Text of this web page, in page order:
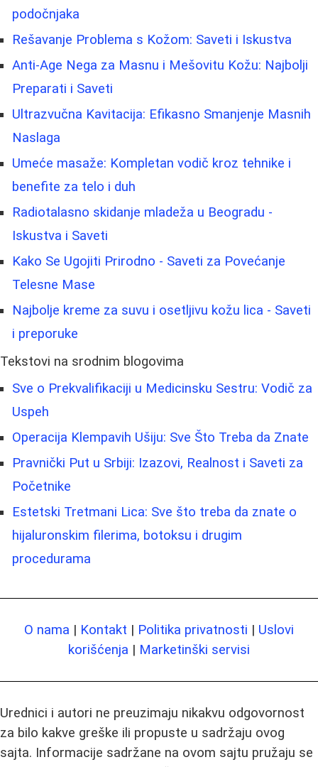
podočnjaka
Rešavanje Problema s Kožom: Saveti i Iskustva
Anti-Age Nega za Masnu i Mešovitu Kožu: Najbolji
Preparati i Saveti
Ultrazvučna Kavitacija: Efikasno Smanjenje Masnih
Naslaga
Umeće masaže: Kompletan vodič kroz tehnike i
benefite za telo i duh
Radiotalasno skidanje mladeža u Beogradu -
Iskustva i Saveti
Kako Se Ugojiti Prirodno - Saveti za Povećanje
Telesne Mase
Najbolje kreme za suvu i osetljivu kožu lica - Saveti
i preporuke
Tekstovi na srodnim blogovima
Sve o Prekvalifikaciji u Medicinsku Sestru: Vodič za
Uspeh
Operacija Klempavih Ušiju: Sve Što Treba da Znate
Pravnički Put u Srbiji: Izazovi, Realnost i Saveti za
Početnike
Estetski Tretmani Lica: Sve što treba da znate o
hijaluronskim filerima, botoksu i drugim
procedurama
O nama | Kontakt | Politika privatnosti | Uslovi
korišćenja | Marketinški servisi
Urednici i autori ne preuzimaju nikakvu odgovornost
za bilo kakve greške ili propuste u sadržaju ovog
sajta. Informacije sadržane na ovom sajtu pružaju se